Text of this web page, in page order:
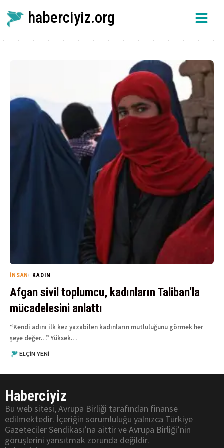
haberciyiz.org
Etiket:Afganistan
İNSAN KADIN
Afgan sivil toplumcu, kadınların Taliban’la
mücadelesini anlattı
“Kendi adını ilk kez yazabilen kadınların mutluluğunu görmek her
şeye değer…” Yüksek…
ELÇIN YENI
Haberciyiz
Bu web sitesi, Avrupa Birliği tarafından finanse
edilmektedir. İçeriğin sorumluluğu yalnızca Türkiye
Gazeteciler Sendikası’na aittir ve Avrupa Birliği’nin
görüşlerini yansıtmak zorunda değildir.